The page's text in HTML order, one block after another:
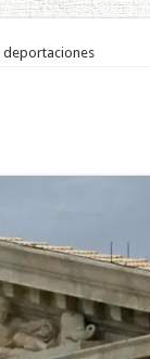
deportaciones